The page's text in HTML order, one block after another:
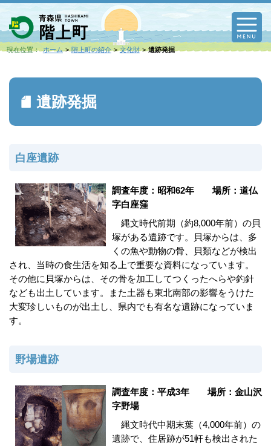
現在位置： ホーム 階上町の紹介 文化財 遺跡発掘
遺跡発掘
白座遺跡
調査年度：昭和62年 場所：道仏
字白座窪
縄文時代前期（約8,000年前）の貝
塚がある遺跡です。貝塚からは、多
くの魚や動物の骨、貝類などが検出
され、当時の食生活を知る上で重要な資料になっています。
その他に貝塚からは、その骨を加工してつくったへらや釣針
なども出土しています。また土器も東北南部の影響をうけた
大変珍しいものが出土し、県内でも有名な遺跡になっていま
す。
野場遺跡
調査年度：平成3年 場所：金山沢
字野場
縄文時代中期末葉（4,000年前）の
遺跡で、住居跡が51軒も検出された